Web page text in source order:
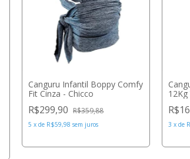
Canguru Infantil Boppy Comfy
Fit Cinza - Chicco
R$299,90 R$359,88
5 x de R$59,98 sem juros 3 x de